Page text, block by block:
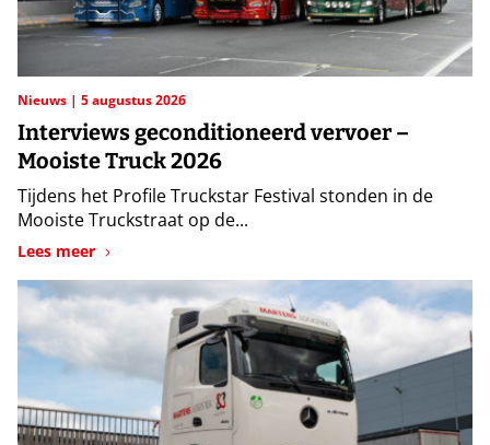
Nieuws 5 augustus 2026
Interviews geconditioneerd vervoer –
Mooiste Truck 2026
Tijdens het Profile Truckstar Festival stonden in de
Mooiste Truckstraat op de...
Lees meer